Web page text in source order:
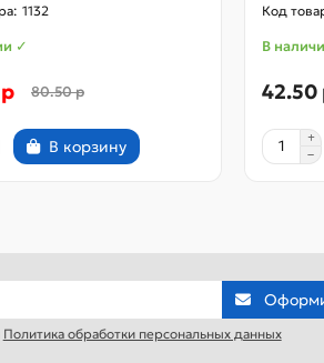
1132
✓
80.50 р
В корзину
В
42.50
Политика обработки персональных данных